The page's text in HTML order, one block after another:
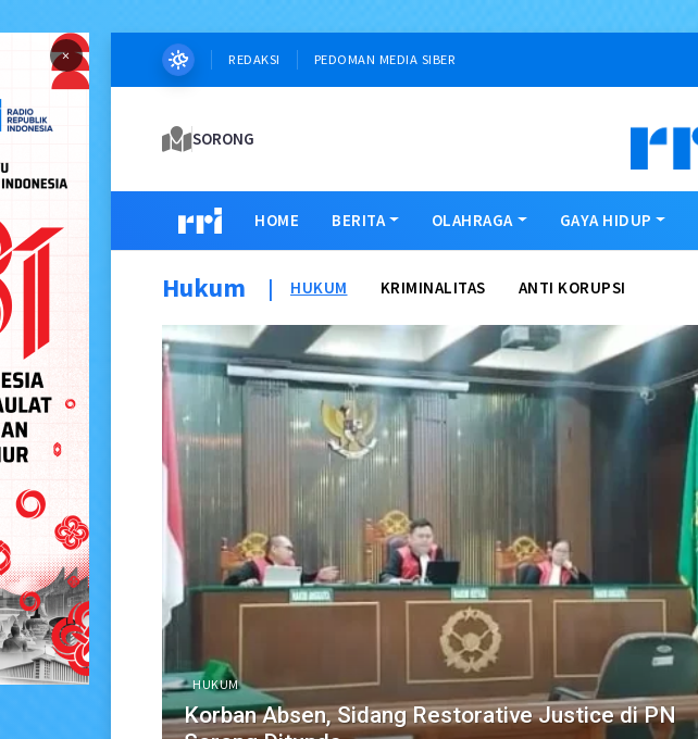
× REDAKSI PEDOMAN MEDIA SIBER
SORONG
HOME BERITA OLAHRAGA GAYA HIDUP
Hukum | HUKUM KRIMINALITAS ANTI KORUPSI
HUKUM
Korban Absen, Sidang Restorative Justice di PN